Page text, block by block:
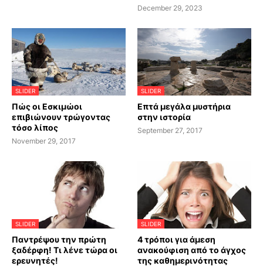
December 29, 2023
SLIDER
Πώς οι Εσκιμώοι
επιβιώνουν τρώγοντας
τόσο λίπος
November 29, 2017
SLIDER
Επτά μεγάλα μυστήρια
στην ιστορία
September 27, 2017
SLIDER
Παντρέψου την πρώτη
ξαδέρφη! Τι λένε τώρα οι
ερευνητές!
SLIDER
4 τρόποι για άμεση
ανακούφιση από το άγχος
της καθημερινότητας